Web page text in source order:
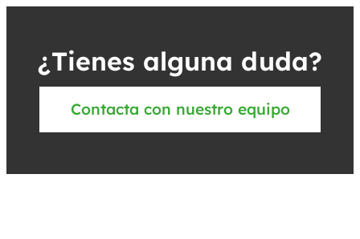
¿Tienes alguna duda?
Contacta con nuestro equipo